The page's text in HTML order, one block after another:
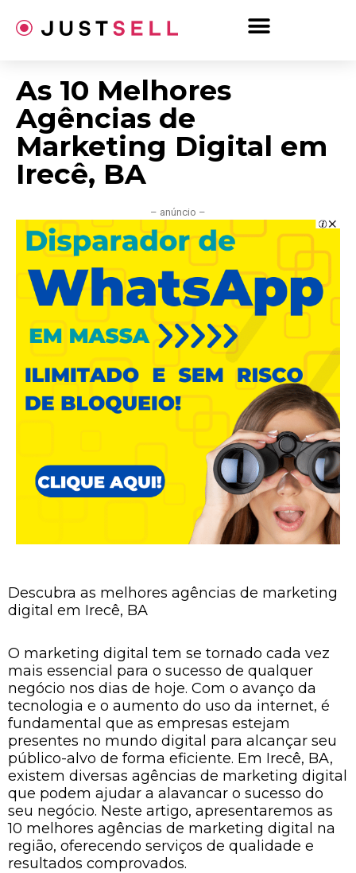
para
As 10 Melhores
Agências de
Marketing Digital em
Irecê, BA
– anúncio –
Descubra as melhores agências de marketing
digital em Irecê, BA
O marketing digital tem se tornado cada vez
mais essencial para o sucesso de qualquer
negócio nos dias de hoje. Com o avanço da
tecnologia e o aumento do uso da internet, é
fundamental que as empresas estejam
presentes no mundo digital para alcançar seu
público-alvo de forma eficiente. Em Irecê, BA,
existem diversas agências de marketing digital
que podem ajudar a alavancar o sucesso do
seu negócio. Neste artigo, apresentaremos as
10 melhores agências de marketing digital na
região, oferecendo serviços de qualidade e
resultados comprovados.